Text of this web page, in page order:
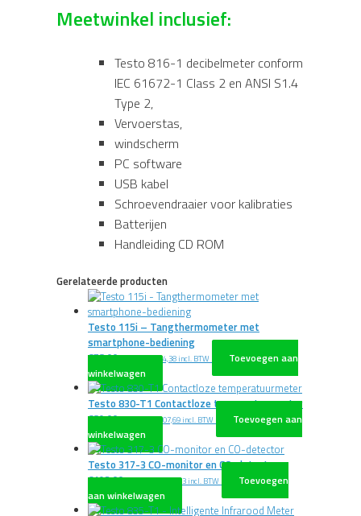
Meetwinkel inclusief:
Testo 816-1 decibelmeter conform
IEC 61672-1 Class 2 en ANSI S1.4
Type 2,
Vervoerstas,
windscherm
PC software
USB kabel
Schroevendraaier voor kalibraties
Batterijen
Handleiding CD ROM
Gerelateerde producten
Testo 115i – Tangthermometer met
smartphone-bediening
€78,00 excl. BTW€94,38 incl. BTW
Toevoegen aan
winkelwagen
Testo 830-T1 Contactloze temperatuurmeter
€89,00 excl. BTW€107,69 incl. BTW
Toevoegen aan
winkelwagen
Testo 317-3 CO-monitor en CO-detector
€193,00 excl. BTW€233,53 incl. BTW
Toevoegen
aan winkelwagen